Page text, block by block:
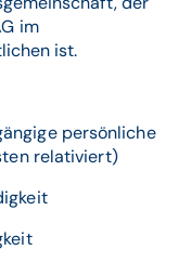
im
ist.
persönliche
relativiert)